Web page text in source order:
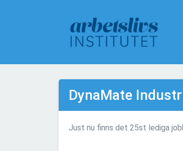
DynaMate
Just nu finns det 25st lediga